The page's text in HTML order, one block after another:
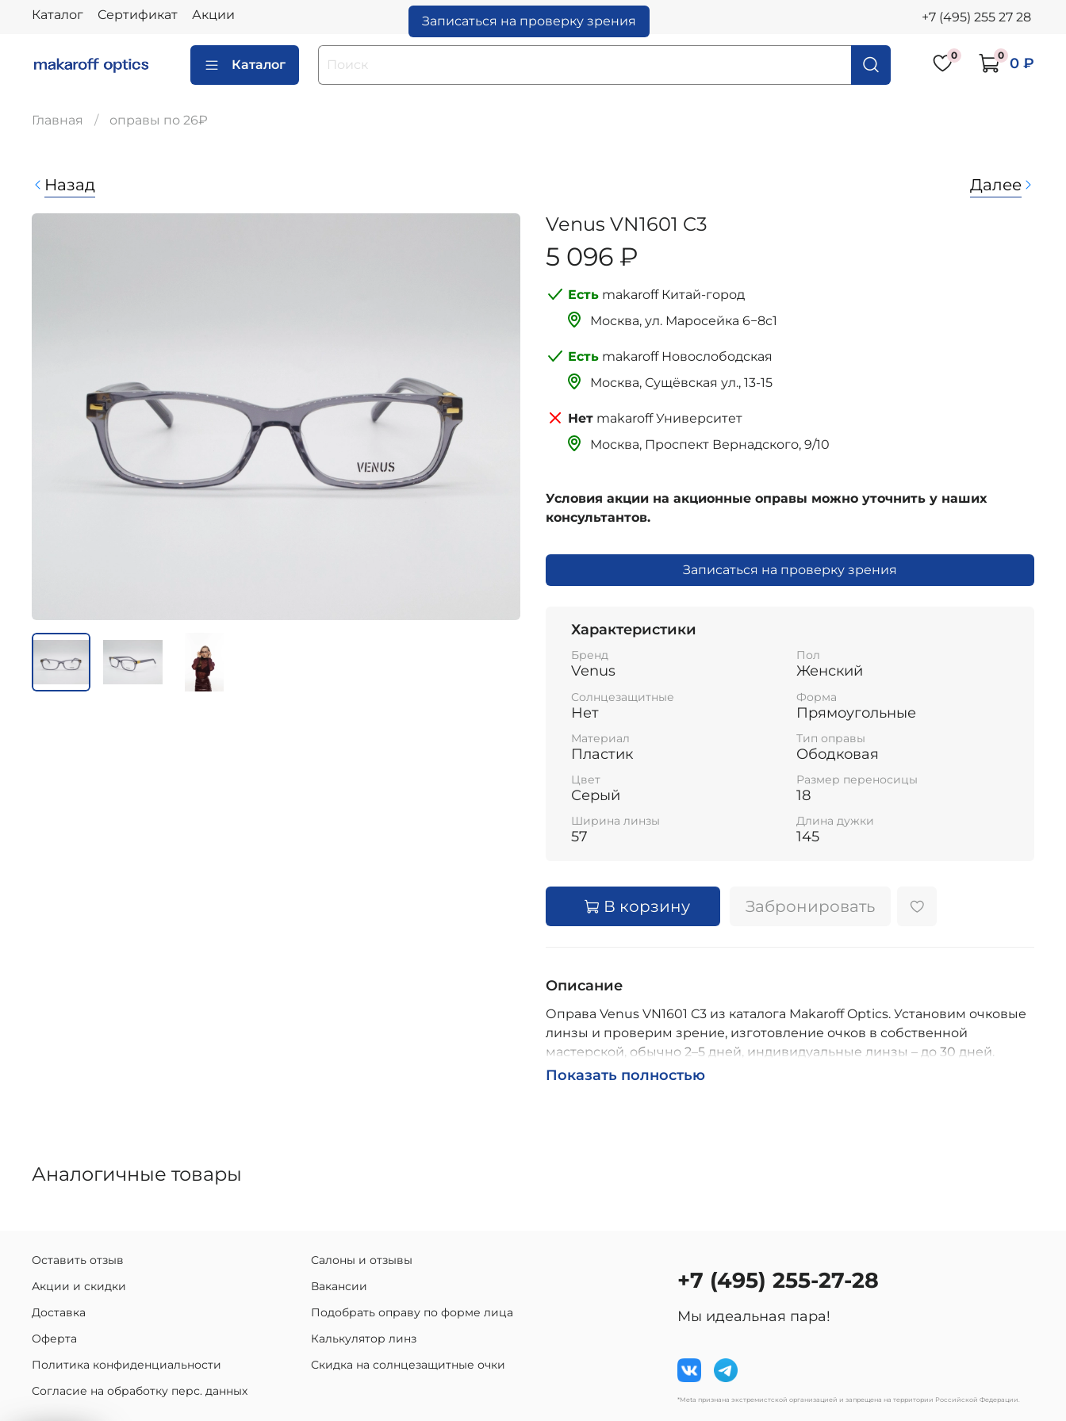
Каталог Сертификат Акции Записаться на проверку зрения +7 (495) 255 27 28
Каталог
0 0 0 ₽
Главная оправы по 26₽
Назад Далее
Venus VN1601 C3
5 096 ₽
makaroff Китай-город
Москва, ‌‌‌‌ул. Маросейка 6−8с1
makaroff Новослободская
Москва, Сущёвская ул., 13-15
makaroff Университет
Москва, Проспект Вернадского, 9/10
Условия акции на акционные оправы можно уточнить у наших
консультантов.
Записаться на проверку зрения
Характеристики
Бренд
Venus
Пол
Женский
Солнцезащитные
Нет
Форма
Прямоугольные
Материал
Пластик
Тип оправы
Ободковая
Цвет
Серый
Размер переносицы
18
Ширина линзы
57
Длина дужки
145
В корзину Забронировать
Описание
Оправа Venus VN1601 C3 из каталога Makaroff Optics. Установим очковые
линзы и проверим зрение, изготовление очков в собственной
мастерской, обычно 2–5 дней, индивидуальные линзы – до 30 дней.
Возможна доставка по России.
Показать полностью
Аналогичные товары
Оставить отзыв
Акции и скидки
Доставка
Оферта
Политика конфиденциальности
Согласие на обработку перс. данных
Салоны и отзывы
Вакансии
Подобрать оправу по форме лица
Калькулятор линз
Скидка на солнцезащитные очки
+7 (495) 255-27-28
Мы идеальная пара!
*Meta признана экстремистской организацией и запрещена на территории Российской Федерации.